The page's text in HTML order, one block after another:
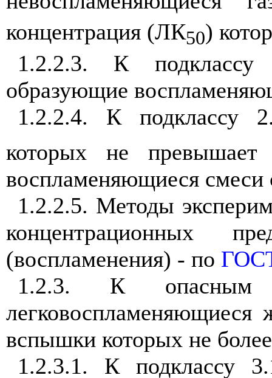
концентрация (ЛК50)
1.2.2.3. К подклассу
образующие
1.2.2.4. К подклассу
которых не
воспламеняющиеся смеси
1.2.2.5. Методы
концентрационных
(воспламенения) - по
1.2.3. К опасным
легковоспламеняющиеся
вспышки которых не
1.2.3.1. К подклассу